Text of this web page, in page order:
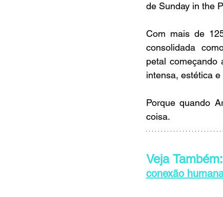
de Sunday in the
Com mais de
consolidada
petal
intensa, estética
Porque quando
coisa.
Veja Também:
conexão